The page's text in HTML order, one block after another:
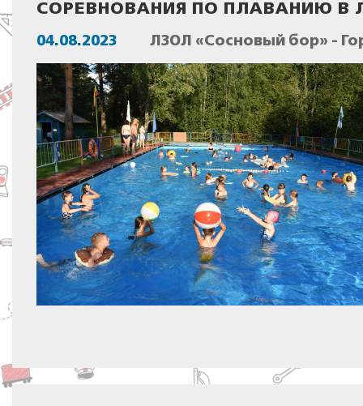
СОРЕВНОВАНИЯ ПО ПЛАВАНИЮ В
04.08.2023 ЛЗОЛ «Сосновый бор» -